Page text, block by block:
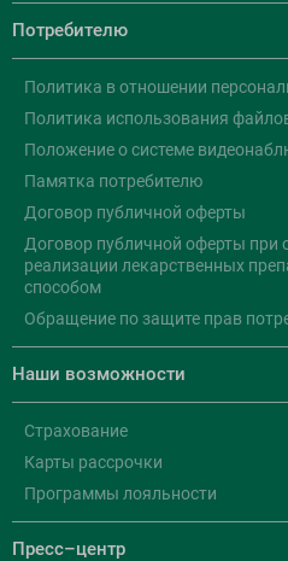
Потребителю
Политика в отношении
Политика использования
Положение о системе
Памятка потребителю
Договор публичной оферты
Договор публичной оферты при
реализации лекарственных
способом
Обращение по защите прав
Наши возможности
Страхование
Карты рассрочки
Программы лояльности
Пресс–центр